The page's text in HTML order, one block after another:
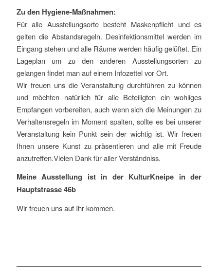
Zu den Hygiene-Maßnahmen:
Für alle Ausstellungsorte besteht Maskenpflicht und es
gelten die Abstandsregeln. Desinfektionsmittel werden im
Eingang stehen und alle Räume werden häufig gelüftet. Ein
Lageplan um zu den anderen Ausstellungsorten zu
gelangen findet man auf einem Infozettel vor Ort.
Wir freuen uns die Veranstaltung durchführen zu können
und möchten natürlich für alle Beteiligten ein wohliges
Empfangen vorbereiten, auch wenn sich die Meinungen zu
Verhaltensregeln im Moment spalten, sollte es bei unserer
Veranstaltung kein Punkt sein der wichtig ist. Wir freuen
Ihnen unsere Kunst zu präsentieren und alle mit Freude
anzutreffen.Vielen Dank für aller Verständniss.
Meine Ausstellung ist in der KulturKneipe in der
Hauptstrasse 46b
Wir freuen uns auf Ihr kommen.